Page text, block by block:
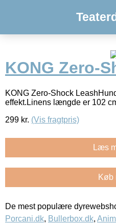
KONG Zero-
KONG Zero-Shock
effekt.Linens længde er 102
299 kr. (Vis fragtpris)
Læs
Køb
De mest populære
Porcani.dk, Bullerbox.dk,